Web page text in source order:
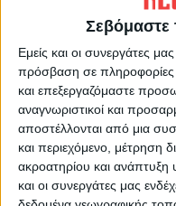
Σεβόμαστε
Εμείς και οι συνεργάτες
πρόσβαση σε
και επεξεργαζόμαστε
αναγνωριστικοί και
αποστέλλονται από μια
και περιεχόμενο, μέτρηση
ακροατηρίου και ανάπτυξη
και οι συνεργάτες μας
Θέμα ημέρας : Πού και
περάσετε τον
Δεκαπενταύγουστο;